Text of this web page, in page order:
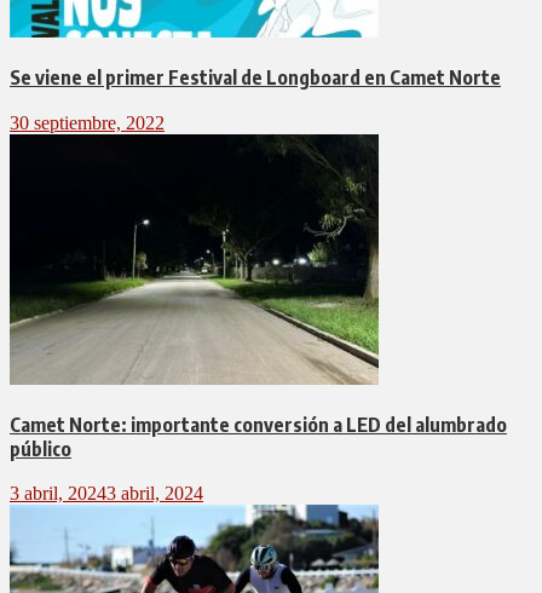
Se viene el primer Festival de Longboard en Camet Norte
30 septiembre, 2022
Camet Norte: importante conversión a LED del alumbrado
público
3 abril, 20243 abril, 2024